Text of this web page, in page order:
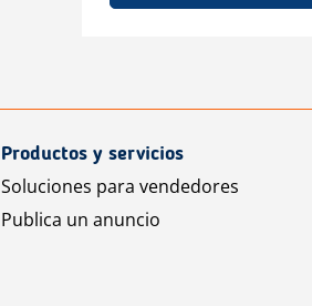
Productos y servicios
Soluciones para vendedores
Publica un anuncio